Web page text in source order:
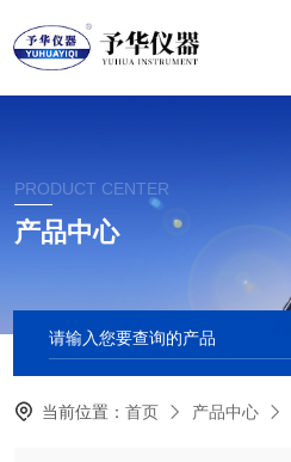
PRODUCT CENTER
产品中心
当前位置：首页 产品中心